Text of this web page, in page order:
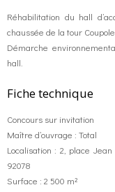
Réhabilitation du hall
chaussée de la tour
Démarche
hall.
Fiche technique
Concours sur invitation
Maître d’ouvrage : Total
Localisation : 2, place
92078
Surface : 2 500 m²